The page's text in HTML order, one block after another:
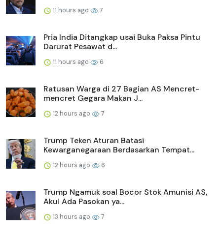
11 hours ago 7
Pria India Ditangkap usai Buka Paksa Pintu
Darurat Pesawat d...
11 hours ago 6
Ratusan Warga di 27 Bagian AS Mencret-
mencret Gegara Makan J...
12 hours ago 7
Trump Teken Aturan Batasi
Kewarganegaraan Berdasarkan Tempat...
12 hours ago 6
Trump Ngamuk soal Bocor Stok Amunisi AS,
Akui Ada Pasokan ya...
13 hours ago 7